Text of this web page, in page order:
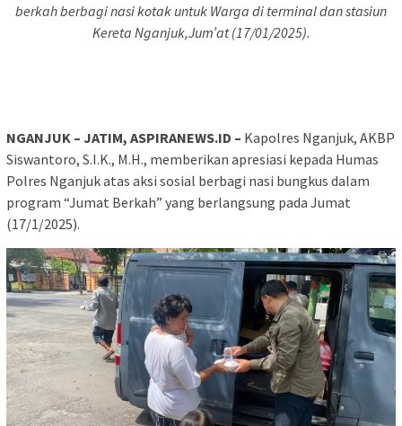
berkah berbagi nasi kotak untuk Warga di terminal dan stasiun
Kereta Nganjuk,Jum’at (17/01/2025).
NGANJUK – JATIM, ASPIRANEWS.ID – Kapolres Nganjuk, AKBP
Siswantoro, S.I.K., M.H., memberikan apresiasi kepada Humas
Polres Nganjuk atas aksi sosial berbagi nasi bungkus dalam
program “Jumat Berkah” yang berlangsung pada Jumat
(17/1/2025).